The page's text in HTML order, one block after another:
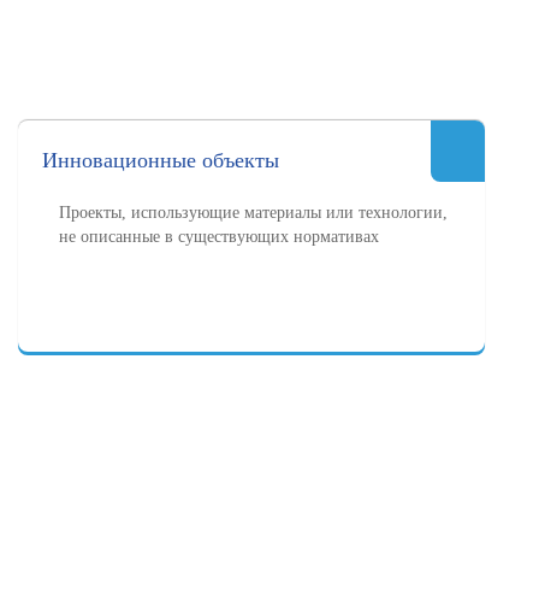
Инновационные объекты
Проекты, использующие материалы или технологии,
не описанные в существующих нормативах